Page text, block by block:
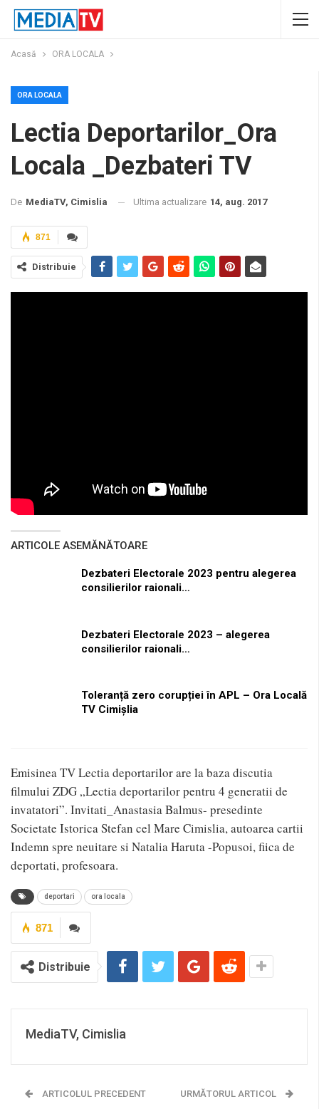
Acasă ORA LOCALA
ORA LOCALA
Lectia Deportarilor_Ora
Locala _Dezbateri TV
De MediaTV, Cimislia Ultima actualizare 14, aug. 2017
871
Distribuie
ARTICOLE ASEMĂNĂTOARE
Dezbateri Electorale 2023 pentru alegerea
consilierilor raionali…
Dezbateri Electorale 2023 – alegerea
consilierilor raionali…
Toleranță zero corupției în APL – Ora Locală
TV Cimișlia
Emisinea TV Lectia deportarilor are la baza discutia
filmului ZDG „Lectia deportarilor pentru 4 generatii de
invatatori”. Invitati_Anastasia Balmus- presedinte
Societate Istorica Stefan cel Mare Cimislia, autoarea cartii
Indemn spre neuitare si Natalia Haruta -Popusoi, fiica de
deportati, profesoara.
deportari ora locala
871
Distribuie
MediaTV, Cimislia
ARTICOLUL PRECEDENT URMĂTORUL ARTICOL